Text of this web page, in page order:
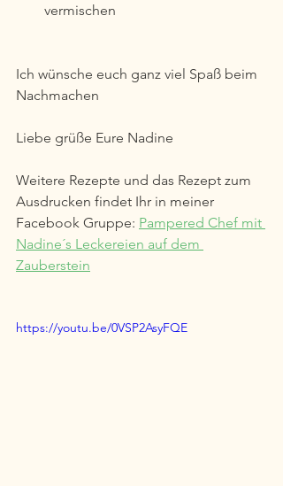
vermischen
Ich wünsche euch ganz viel Spaß beim
Nachmachen
Liebe grüße Eure Nadine
Weitere Rezepte und das Rezept zum
Ausdrucken findet Ihr in meiner
Facebook Gruppe: Pampered Chef mit
Nadine´s Leckereien auf dem
Zauberstein
https://youtu.be/0VSP2AsyFQE